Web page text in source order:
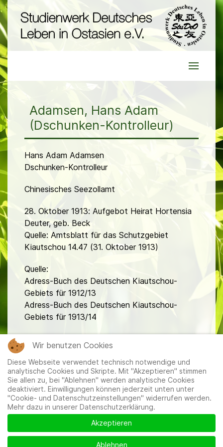
Adamsen, Hans Adam
(Dschunken-Kontrolleur)
Hans Adam Adamsen
Dschunken-Kontrolleur
Chinesisches Seezollamt
28. Oktober 1913: Aufgebot Heirat Hortensia
Deuter, geb. Beck
Quelle: Amtsblatt für das Schutzgebiet
Kiautschou 14.47 (31. Oktober 1913)
Quelle:
Adress-Buch des Deutschen Kiautschou-
Gebiets für 1912/13
Adress-Buch des Deutschen Kiautschou-
Gebiets für 1913/14
Mitglieder|Impressum|Datenschutzerklärung|Cookie-
und Datenschutzeinstellungen
Wir benutzen Cookies
Diese Webseite verwendet technisch notwendige und
analytische Cookies und Skripte. Mit "Akzeptieren" stimmen
Sie allen zu, bei "Ablehnen" werden analytische Cookies
deaktiviert. Einwilligungen können jederzeit unten unter
"Cookie- und Datenschutzeinstellungen" widerrufen werden.
Mehr dazu in unserer Datenschutzerklärung.
Akzeptieren
Ablehnen